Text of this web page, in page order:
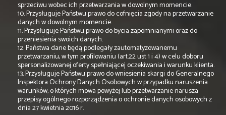
sprzeciwu wobec ich przetwarzania w dowolnym momencie.
10. Przysługuje Państwu prawo do cofnięcia zgody na przetwarzanie
danych w dowolnym momencie.
11. Przysługuje Państwu prawo do bycia zapomnianymi oraz do
przeniesienia swoich danych.
12. Państwa dane będą podlegały zautomatyzowanemu
przetwarzaniu, w tym profilowaniu (art.22 ust 1 i 4) w celu doboru
spersonalizowanej oferty spełniającej oczekiwania i warunku klienta.
13. Przysługuje Państwu prawo do wniesienia skargi do Generalnego
Inspektora Ochrony Danych Osobowych w przypadku naruszenia
warunków, o których mowa powyżej lub przetwarzanie narusza
przepisy ogólnego rozporządzenia o ochronie danych osobowych z
dnia 27 kwietnia 2016 r.